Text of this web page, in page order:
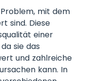
mit dem
sind. Diese
einer
sie das
und zahlreiche
kann. In